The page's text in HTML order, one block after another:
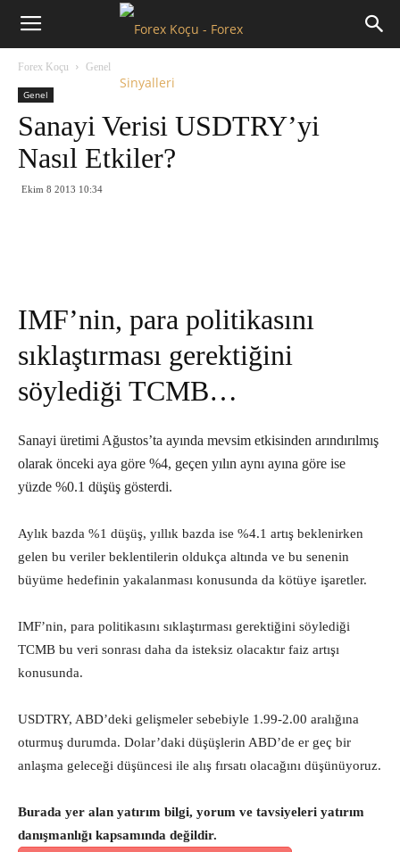
Forex
Forex Koçu Genel
Genel
Sanayi Verisi USDTRY’yi
Nasıl Etkiler?
Ekim 8 2013 10:34
IMF’nin, para politikasını
sıklaştırması gerektiğini
söylediği TCMB…
Sanayi üretimi Ağustos’ta ayında mevsim etkisinden arındırılmış
olarak önceki aya göre %4, geçen yılın aynı ayına göre ise
yüzde %0.1 düşüş gösterdi.
Aylık bazda %1 düşüş, yıllık bazda ise %4.1 artış beklenirken
gelen bu veriler beklentilerin oldukça altında ve bu senenin
büyüme hedefinin yakalanması konusunda da kötüye işaretler.
IMF’nin, para politikasını sıklaştırması gerektiğini söylediği
TCMB bu veri sonrası daha da isteksiz olacaktır faiz artışı
konusunda.
USDTRY, ABD’deki gelişmeler sebebiyle 1.99-2.00 aralığına
oturmuş durumda. Dolar’daki düşüşlerin ABD’de er geç bir
anlaşma geleceği düşüncesi ile alış fırsatı olacağını düşünüyoruz.
Burada yer alan yatırım bilgi, yorum ve tavsiyeleri yatırım
danışmanlığı kapsamında değildir.